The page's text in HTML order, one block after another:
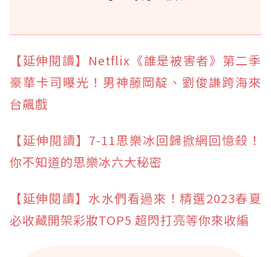
【延伸閱讀】Netflix《誰是被害者》第二季
豪華卡司曝光！男神藤岡靛、劉俊謙跨海來
台飆戲
【延伸閱讀】7-11思樂冰回歸掀網回憶殺！
你不知道的思樂冰六大秘密
【延伸閱讀】水水們看過來！精選2023春夏
必收藏開架彩妝TOP5 超閃打亮等你來收編